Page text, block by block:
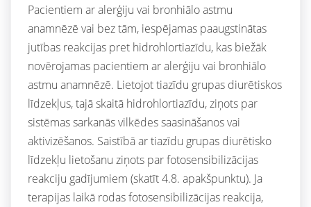
Pacientiem ar alerģiju vai bronhiālo astmu
anamnēzē vai bez tām, iespējamas paaugstinātas
jutības reakcijas pret hidrohlortiazīdu, kas biežāk
novērojamas pacientiem ar alerģiju vai bronhiālo
astmu anamnēzē. Lietojot tiazīdu grupas diurētiskos
līdzekļus, tajā skaitā hidrohlortiazīdu, ziņots par
sistēmas sarkanās vilkēdes saasināšanos vai
aktivizēšanos. Saistībā ar tiazīdu grupas diurētisko
līdzekļu lietošanu ziņots par fotosensibilizācijas
reakciju gadījumiem (skatīt 4.8. apakšpunktu). Ja
terapijas laikā rodas fotosensibilizācijas reakcija,